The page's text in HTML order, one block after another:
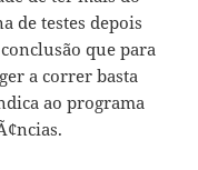
de testes depois
que para
a correr basta
ao programa